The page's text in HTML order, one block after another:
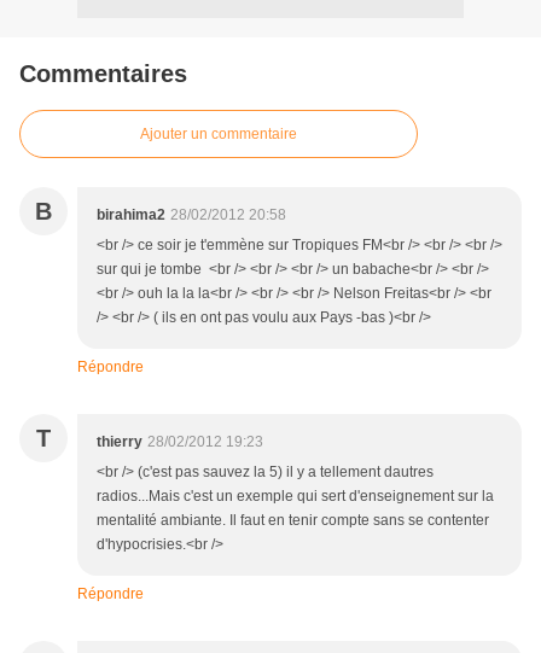
Commentaires
Ajouter un commentaire
B birahima2 28/02/2012 20:58
<br /> ce soir je t'emmène sur Tropiques FM<br /> <br /> <br />
sur qui je tombe <br /> <br /> <br /> un babache<br /> <br />
<br /> ouh la la la<br /> <br /> <br /> Nelson Freitas<br /> <br
/> <br /> ( ils en ont pas voulu aux Pays -bas )<br />
Répondre
T thierry 28/02/2012 19:23
<br /> (c'est pas sauvez la 5) il y a tellement dautres
radios...Mais c'est un exemple qui sert d'enseignement sur la
mentalité ambiante. Il faut en tenir compte sans se contenter
d'hypocrisies.<br />
Répondre